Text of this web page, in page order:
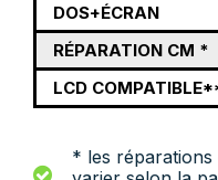
DOS+ÉCRAN
RÉPARATION CM *
LCD
* les